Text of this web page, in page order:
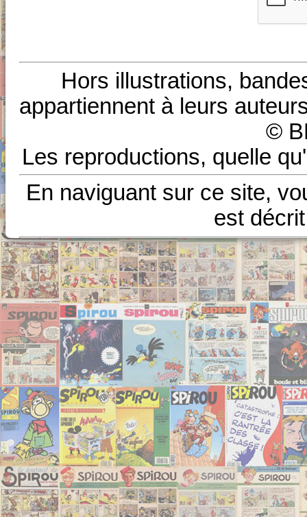
Hors illustrations,
appartiennent à leurs
©
Les reproductions, quelle
En naviguant sur ce site,
est